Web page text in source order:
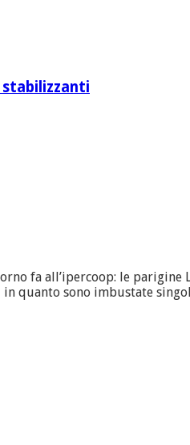
stabilizzanti
fa all’ipercoop: le parigine
quanto sono imbustate